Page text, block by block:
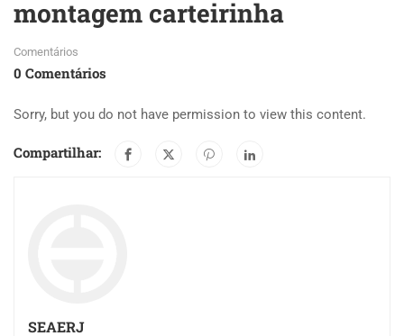
montagem carteirinha
Comentários
0 Comentários
Sorry, but you do not have permission to view this content.
Compartilhar:
SEAERJ